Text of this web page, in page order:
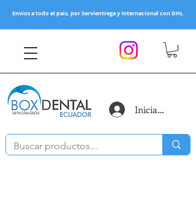
Envios a todo el pais, por Servientrega y Internacional con DHL
Iniciar sesión